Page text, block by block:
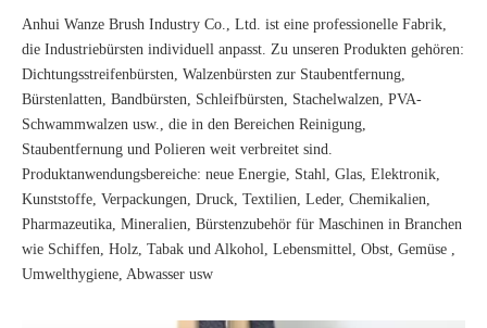
Anhui Wanze Brush Industry Co., Ltd. ist eine professionelle Fabrik,
die Industriebürsten individuell anpasst. Zu unseren Produkten gehören:
Dichtungsstreifenbürsten, Walzenbürsten zur Staubentfernung,
Bürstenlatten, Bandbürsten, Schleifbürsten, Stachelwalzen, PVA-
Schwammwalzen usw., die in den Bereichen Reinigung,
Staubentfernung und Polieren weit verbreitet sind.
Produktanwendungsbereiche: neue Energie, Stahl, Glas, Elektronik,
Kunststoffe, Verpackungen, Druck, Textilien, Leder, Chemikalien,
Pharmazeutika, Mineralien, Bürstenzubehör für Maschinen in Branchen
wie Schiffen, Holz, Tabak und Alkohol, Lebensmittel, Obst, Gemüse ,
Umwelthygiene, Abwasser usw